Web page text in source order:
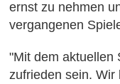
ernst zu nehmen
vergangenen
"Mit dem aktuellen
zufrieden sein.